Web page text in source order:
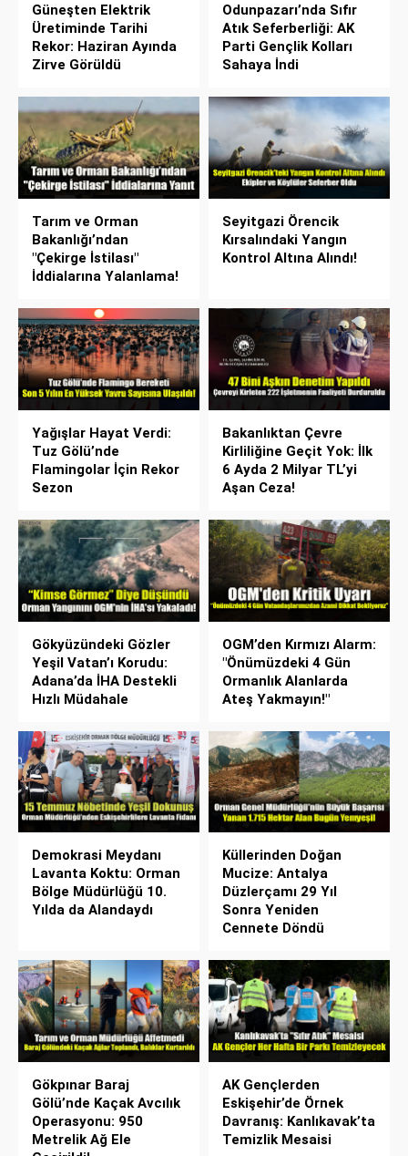
Güneşten Elektrik
Üretiminde Tarihi
Rekor: Haziran Ayında
Zirve Görüldü
Odunpazarı’nda Sıfır
Atık Seferberliği: AK
Parti Gençlik Kolları
Sahaya İndi
Tarım ve Orman
Bakanlığı’ndan
"Çekirge İstilası"
İddialarına Yalanlama!
Seyitgazi Örencik
Kırsalındaki Yangın
Kontrol Altına Alındı!
Yağışlar Hayat Verdi:
Tuz Gölü’nde
Flamingolar İçin Rekor
Sezon
Bakanlıktan Çevre
Kirliliğine Geçit Yok: İlk
6 Ayda 2 Milyar TL’yi
Aşan Ceza!
Gökyüzündeki Gözler
Yeşil Vatan’ı Korudu:
Adana’da İHA Destekli
Hızlı Müdahale
OGM’den Kırmızı Alarm:
"Önümüzdeki 4 Gün
Ormanlık Alanlarda
Ateş Yakmayın!"
Demokrasi Meydanı
Lavanta Koktu: Orman
Bölge Müdürlüğü 10.
Yılda da Alandaydı
Küllerinden Doğan
Mucize: Antalya
Düzlerçamı 29 Yıl
Sonra Yeniden
Cennete Döndü
Gökpınar Baraj
Gölü’nde Kaçak Avcılık
Operasyonu: 950
Metrelik Ağ Ele
AK Gençlerden
Eskişehir’de Örnek
Davranış: Kanlıkavak’ta
Temizlik Mesaisi